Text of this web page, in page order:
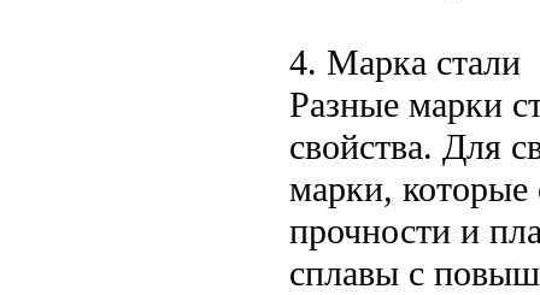
4. Марка стали
Разные марки
свойства. Для
марки,
прочности и
сплавы с